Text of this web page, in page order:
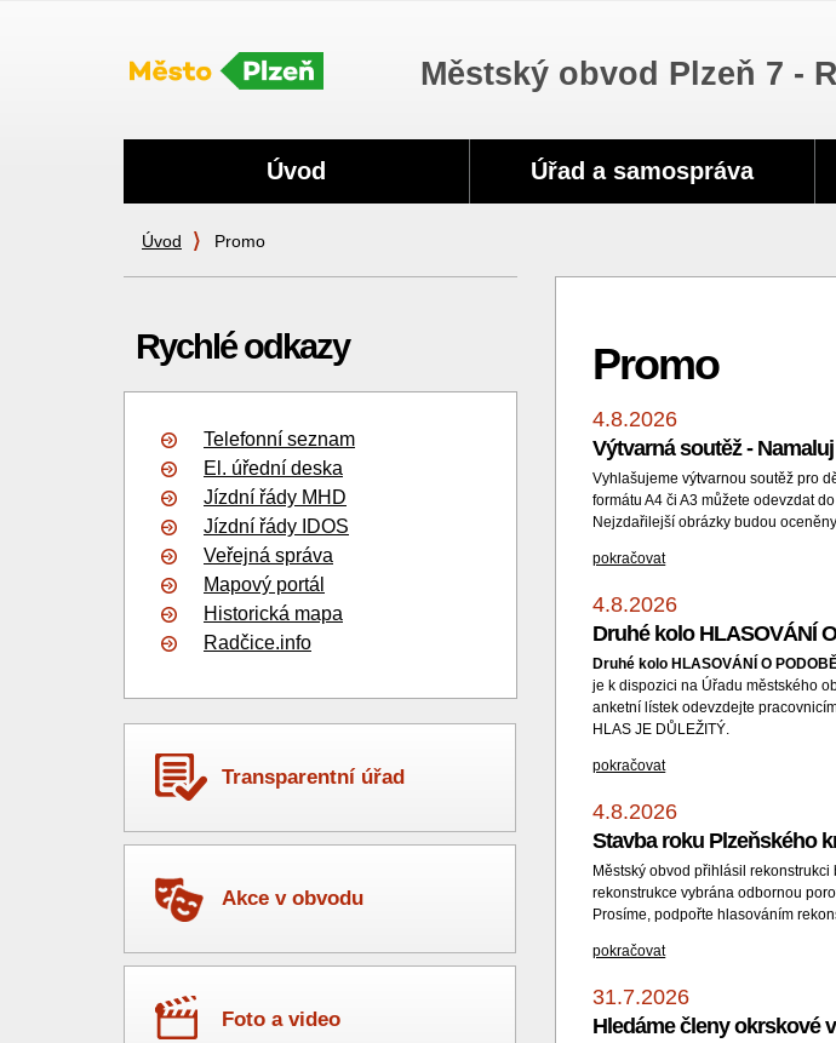
Městský obvod Plzeň 7 -
Úvod Promo
Promo
4.8.2026
Výtvarná soutěž -
Vyhlašujeme výtvarnou soutěž pro
formátu A4 či A3 můžete odevzdat
Nejzdařilejší obrázky budou
pokračovat
4.8.2026
Druhé kolo HLASOVÁNÍ
Druhé kolo HLASOVÁNÍ O
je k dispozici na Úřadu městského
anketní lístek odevzdejte
HLAS JE DŮLEŽITÝ.
pokračovat
4.8.2026
Stavba roku Plzeňského
Městský obvod přihlásil
rekonstrukce vybrána odbornou
Prosíme, podpořte hlasováním
pokračovat
31.7.2026
Hledáme členy okrskové
Rychlé odkazy
Telefonní seznam
El. úřední deska
Jízdní řády MHD
Jízdní řády IDOS
Veřejná správa
Mapový portál
Historická mapa
Radčice.info
Transparentní úřad
Akce v obvodu
Foto a video
Úvod Úřad a samospráva